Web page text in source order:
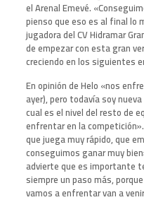
el Arenal Emevé.
pienso que eso es al final lo
jugadora del CV Hidramar
de empezar con esta gran
creciendo en los siguientes
En opinión de Helo «nos
ayer), pero todavía soy
cual es el nivel del resto de
enfrentar en la
que juega muy rápido, que
conseguimos ganar muy
advierte que es importante
siempre un paso más,
vamos a enfrentar van a